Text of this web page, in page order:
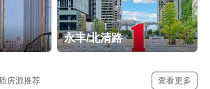
永丰/北清路
房源推荐 查看更多